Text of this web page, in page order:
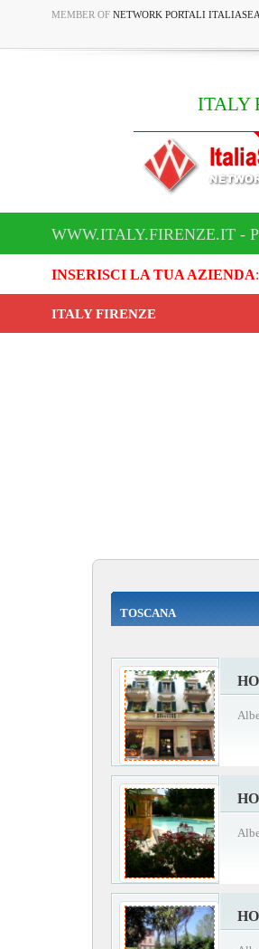
MEMBER OF NETWORK PORTALI
ITALY
WWW.ITALY.FIRENZE.IT -
INSERISCI LA TUA AZIENDA
ITALY FIRENZE
TOSCANA